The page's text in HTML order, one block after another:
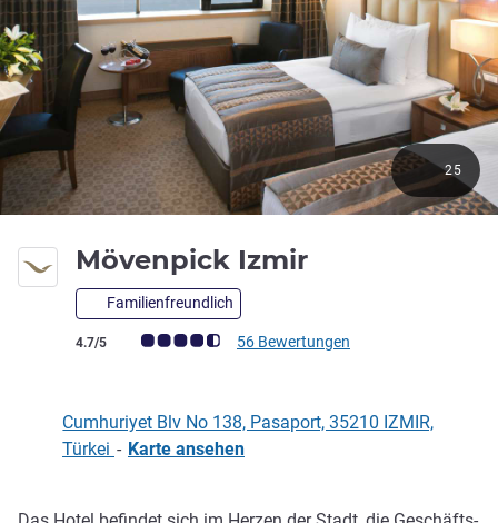
Mövenpick Izmir
Familienfreundlich
Note Kundenmeinungen (Bewertung ALL)
4.7/5 56 Bewertungen
25
Cumhuriyet Blv No 138, Pasaport, 35210 IZMIR,
Türkei - Karte ansehen